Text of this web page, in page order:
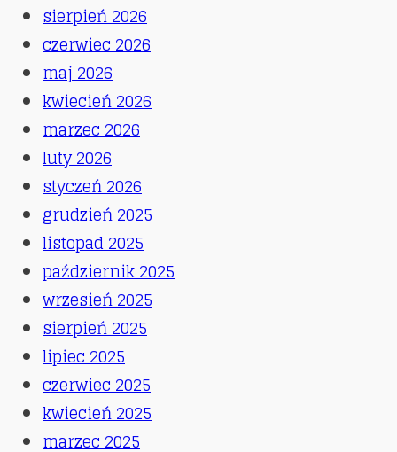
sierpień 2026
czerwiec 2026
maj 2026
kwiecień 2026
marzec 2026
luty 2026
styczeń 2026
grudzień 2025
listopad 2025
październik 2025
wrzesień 2025
sierpień 2025
lipiec 2025
czerwiec 2025
kwiecień 2025
marzec 2025